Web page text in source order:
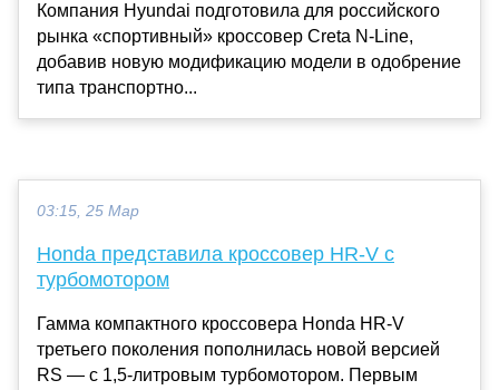
Компания Hyundai подготовила для российского
рынка «спортивный» кроссовер Creta N-Line,
добавив новую модификацию модели в одобрение
типа транспортно...
03:15, 25 Мар
Honda представила кроссовер HR-V с
турбомотором
Гамма компактного кроссовера Honda HR-V
третьего поколения пополнилась новой версией
RS — с 1,5-литровым турбомотором. Первым